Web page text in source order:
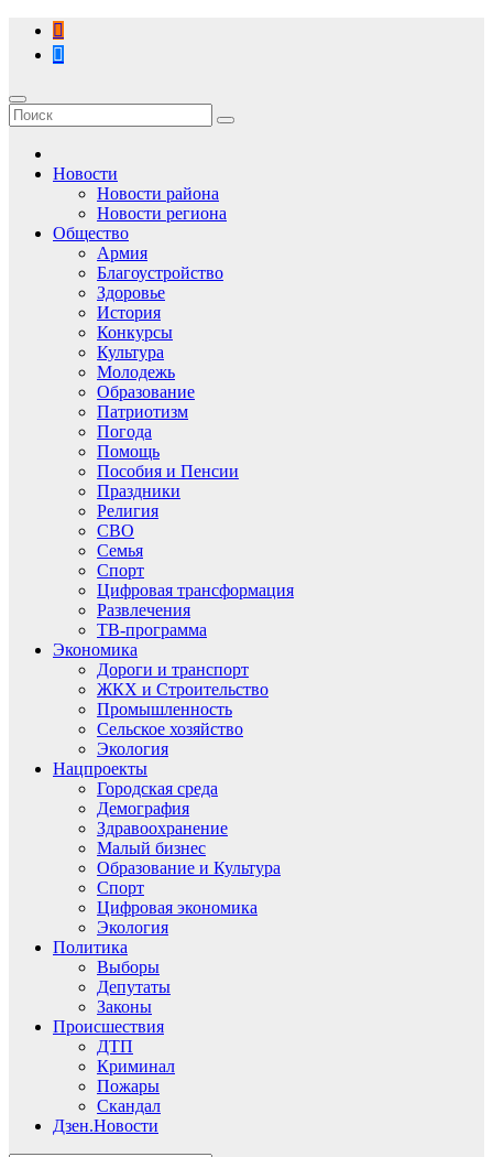
Перейти
содержимому
Новости
Новости района
Новости региона
Общество
Армия
Благоустройство
Здоровье
История
Конкурсы
Культура
Молодежь
Образование
Патриотизм
Погода
Помощь
Пособия и Пенсии
Праздники
Религия
СВО
Семья
Спорт
Цифровая трансформация
Развлечения
ТВ-программа
Экономика
Дороги и транспорт
ЖКХ и Строительство
Промышленность
Сельское хозяйство
Экология
Нацпроекты
Городская среда
Демография
Здравоохранение
Малый бизнес
Образование и Культура
Спорт
Цифровая экономика
Экология
Политика
Выборы
Депутаты
Законы
Происшествия
ДТП
Криминал
Пожары
Скандал
Дзен.Новости